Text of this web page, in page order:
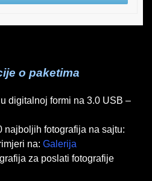
o paketima
digitalnoj formi na 3.0 USB –
najboljih fotografija na sajtu:
na: Galerija
za poslati fotografije